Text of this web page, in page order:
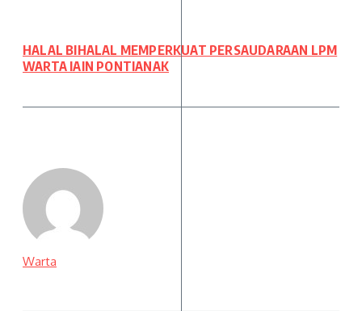
HALAL BIHALAL MEMPERKUAT PERSAUDARAAN LPM
WARTA IAIN PONTIANAK
Warta